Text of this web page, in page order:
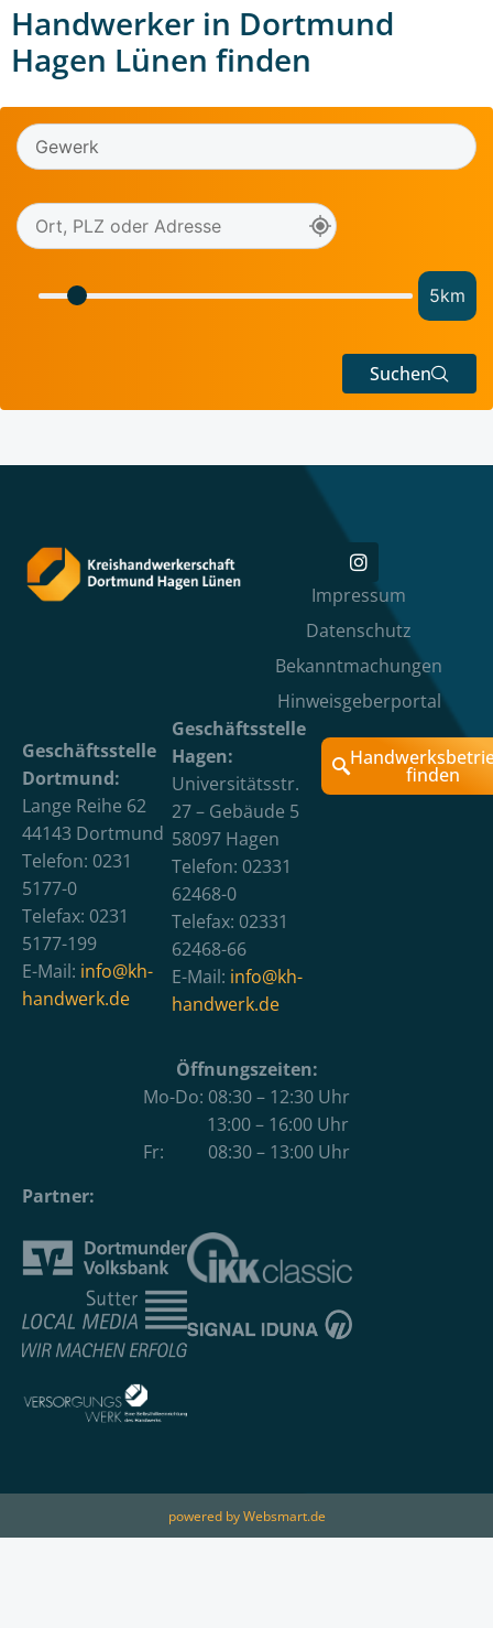
Handwerker in Dortmund
Hagen Lünen finden
5km
Suchen
Impressum
Datenschutz
Bekanntmachungen
Hinweisgeberportal
Geschäftsstelle
Dortmund:
Lange Reihe 62
44143 Dortmund
Telefon: 0231
5177-0
Telefax: 0231
5177-199
E-Mail: info@kh-
handwerk.de
Geschäftsstelle
Hagen:
Universitätsstr.
27 – Gebäude 5
58097 Hagen
Telefon: 02331
62468-0
Telefax: 02331
62468-66
E-Mail: info@kh-
handwerk.de
finden
Öffnungszeiten:
Mo-Do: 08:30 – 12:30 Uhr
13:00 – 16:00 Uhr
Fr: 08:30 – 13:00 Uhr
Partner:
powered by Websmart.de